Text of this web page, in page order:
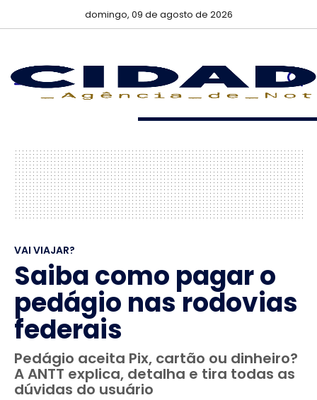
domingo, 09 de agosto de 2026
VAI VIAJAR?
Saiba como pagar o
pedágio nas rodovias
federais
Pedágio aceita Pix, cartão ou dinheiro?
A ANTT explica, detalha e tira todas as
dúvidas do usuário